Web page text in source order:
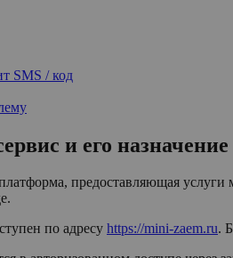
SMS / код
и его назначение
предоставляющая услуги
по адресу https://mini-zaem.ru.